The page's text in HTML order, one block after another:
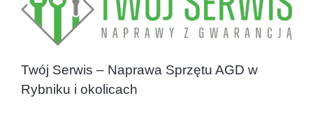
Twój Serwis – Naprawa Sprzętu AGD w
Rybniku i okolicach